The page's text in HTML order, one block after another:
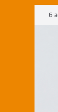
Passer
6